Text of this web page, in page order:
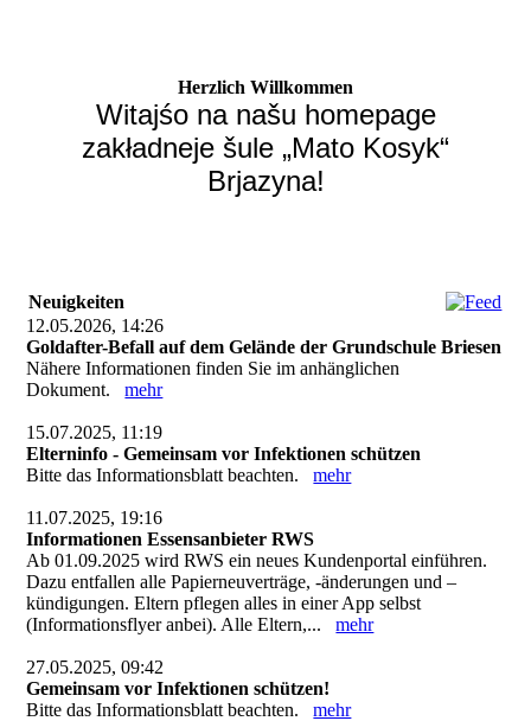
Herzlich Willkommen
Witajśo na našu homepage
zakładneje šule „Mato Kosyk“
Brjazyna!
Neuigkeiten
12.05.2026, 14:26
Goldafter-Befall auf dem Gelände der Grundschule Briesen
Nähere Informationen finden Sie im anhänglichen
Dokument.mehr
15.07.2025, 11:19
Elterninfo - Gemeinsam vor Infektionen schützen
Bitte das Informationsblatt beachten.mehr
11.07.2025, 19:16
Informationen Essensanbieter RWS
Ab 01.09.2025 wird RWS ein neues Kundenportal einführen.
Dazu entfallen alle Papierneuverträge, -änderungen und –
kündigungen. Eltern pflegen alles in einer App selbst
(Informationsflyer anbei). Alle Eltern,...mehr
27.05.2025, 09:42
Gemeinsam vor Infektionen schützen!
Bitte das Informationsblatt beachten.mehr